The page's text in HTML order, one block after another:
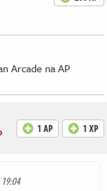
Arcade na AP
1 AP 1 XP